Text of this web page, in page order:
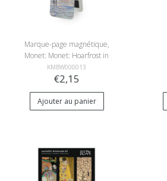
Marque-page magnétique,
Monet: Monet: Hoarfrost in
Giverny
KMBW000013
€2,15
Ajouter au panier